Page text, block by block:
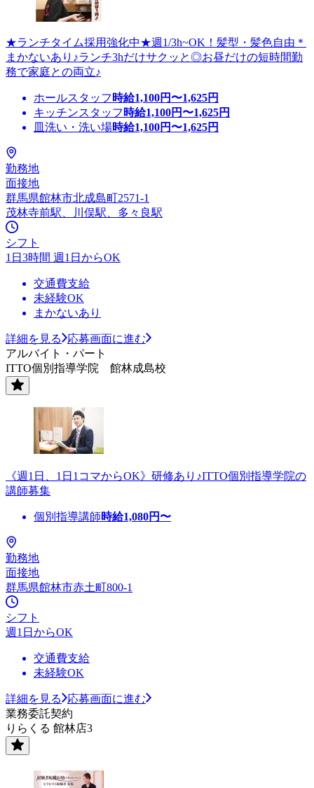
★ランチタイム採用強化中★週1/3h~OK！髪型・髪色自由＊
まかないあり♪ランチ3hだけサクッと◎お昼だけの短時間勤
務で家庭との両立♪
ホールスタッフ 時給1,100円〜1,625円
キッチンスタッフ 時給1,100円〜1,625円
皿洗い・洗い場時給1,100円〜1,625円
勤務地
面接地
群馬県館林市北成島町2571-1
茂林寺前駅、川俣駅、多々良駅
シフト
1日3時間 週1日からOK
交通費支給
未経験OK
まかないあり
詳細を見る
応募画面に進む
アルバイト・パート
ITTO個別指導学院 館林成島校
《週1日、1日1コマからOK》研修あり♪ITTO個別指導学院の
講師募集
個別指導講師時給1,080円〜
勤務地
面接地
群馬県館林市赤土町800-1
シフト
週1日からOK
交通費支給
未経験OK
詳細を見る
応募画面に進む
業務委託契約
りらくる 館林店3